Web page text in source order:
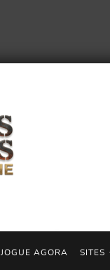
JOGUE AGORA SITES